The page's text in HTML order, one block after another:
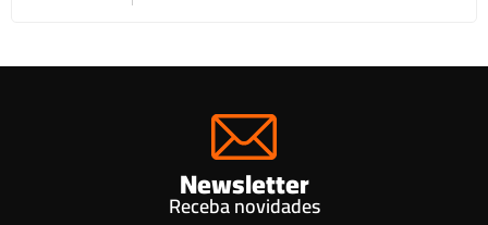
Newsletter
Receba novidades